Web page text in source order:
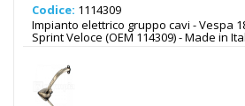
Codice: 1114309
Impianto elettrico gruppo cavi - Vespa
Sprint Veloce (OEM 114309) - Made in